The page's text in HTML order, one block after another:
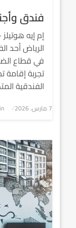
فندق
إم إيه
الرياض أحد
في قطاع
تجربة
الفندقية
نُشر
7 مارس، 2026